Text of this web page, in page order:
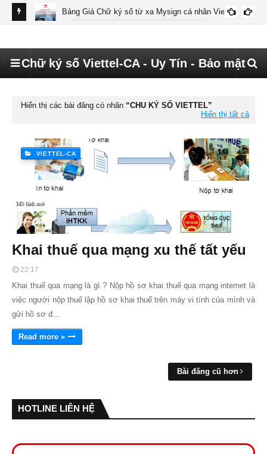
Bảng Giá Chữ ký số từ xa Mysign cá nhân Viettel
Chữ ký số Viettel-CA - Uy Tín - Bảo mật
Hiển thị các bài đăng có nhãn
CHU KÝ SỐ VIETTEL
Hiển thị tất cả
VIETTEL-CA
Khai thuế qua mạng xu thế tất yếu
22:17
Khai thuế qua mạng là gì ? Nộp hồ sơ khai thuế qua mạng internet là
việc người nộp thuế lập hồ sơ khai thuế trên máy vi tính của mình và
gửi hồ sơ đ…
Read more »
Bài đăng cũ hơn
HOTLINE LIÊN HỆ